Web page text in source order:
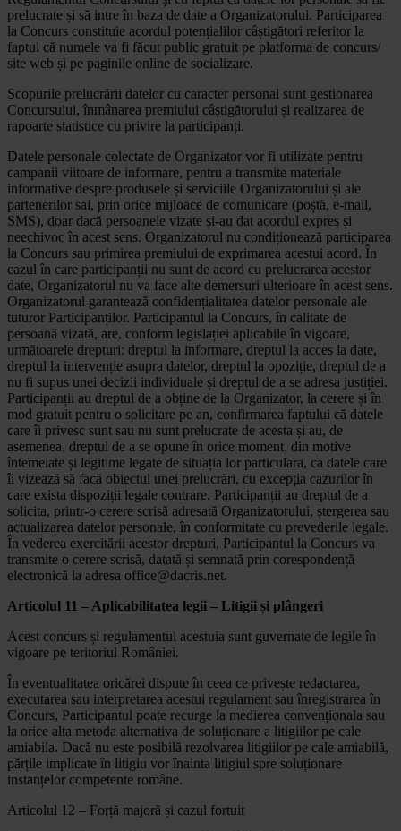
prelucrate și să intre în baza de date a Organizatorului. Participarea
la Concurs constituie acordul potențialilor câștigători referitor la
faptul că numele va fi făcut public gratuit pe platforma de concurs/
site web și pe paginile online de socializare.
Scopurile prelucrării datelor cu caracter personal sunt gestionarea
Concursului, înmânarea premiului câștigătorului și realizarea de
rapoarte statistice cu privire la participanți.
Datele personale colectate de Organizator vor fi utilizate pentru
campanii viitoare de informare, pentru a transmite materiale
informative despre produsele și serviciile Organizatorului și ale
partenerilor sai, prin orice mijloace de comunicare (poștă, e-mail,
SMS), doar dacă persoanele vizate și-au dat acordul expres și
neechivoc în acest sens. Organizatorul nu condiționează participarea
la Concurs sau primirea premiului de exprimarea acestui acord. În
cazul în care participanții nu sunt de acord cu prelucrarea acestor
date, Organizatorul nu va face alte demersuri ulterioare în acest sens.
Organizatorul garantează confidențialitatea datelor personale ale
tuturor Participanților. Participantul la Concurs, în calitate de
persoană vizată, are, conform legislației aplicabile în vigoare,
următoarele drepturi: dreptul la informare, dreptul la acces la date,
dreptul la intervenție asupra datelor, dreptul la opoziție, dreptul de a
nu fi supus unei decizii individuale și dreptul de a se adresa justiției.
Participanții au dreptul de a obține de la Organizator, la cerere și în
mod gratuit pentru o solicitare pe an, confirmarea faptului că datele
care îi privesc sunt sau nu sunt prelucrate de acesta și au, de
asemenea, dreptul de a se opune în orice moment, din motive
întemeiate și legitime legate de situația lor particulara, ca datele care
îi vizează să facă obiectul unei prelucrări, cu excepția cazurilor în
care exista dispoziții legale contrare. Participanții au dreptul de a
solicita, printr-o cerere scrisă adresată Organizatorului, ștergerea sau
actualizarea datelor personale, în conformitate cu prevederile legale.
În vederea exercitării acestor drepturi, Participantul la Concurs va
transmite o cerere scrisă, datată și semnată prin corespondență
electronică la adresa office@dacris.net.
Articolul 11 – Aplicabilitatea legii – Litigii și plângeri
Acest concurs și regulamentul acestuia sunt guvernate de legile în
vigoare pe teritoriul României.
În eventualitatea oricărei dispute în ceea ce privește redactarea,
executarea sau interpretarea acestui regulament sau înregistrarea în
Concurs, Participantul poate recurge la medierea convenționala sau
la orice alta metoda alternativa de soluționare a litigiilor pe cale
amiabila. Dacă nu este posibilă rezolvarea litigiilor pe cale amiabilă,
părțile implicate în litigiu vor înainta litigiul spre soluționare
instanțelor competente române.
Articolul 12 – Forță majoră și cazul fortuit